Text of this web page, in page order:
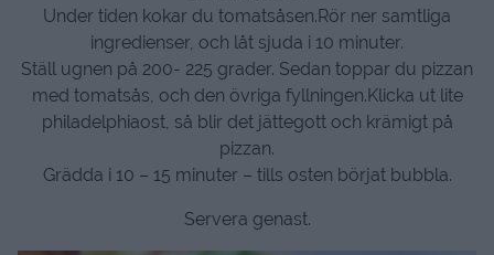
Under tiden kokar du tomatsåsen.Rör ner samtliga
ingredienser, och låt sjuda i 10 minuter.
Ställ ugnen på 200- 225 grader. Sedan toppar du pizzan
med tomatsås, och den övriga fyllningen.Klicka ut lite
philadelphiaost, så blir det jättegott och krämigt på
pizzan.
Grädda i 10 – 15 minuter – tills osten börjat bubbla.
Servera genast.